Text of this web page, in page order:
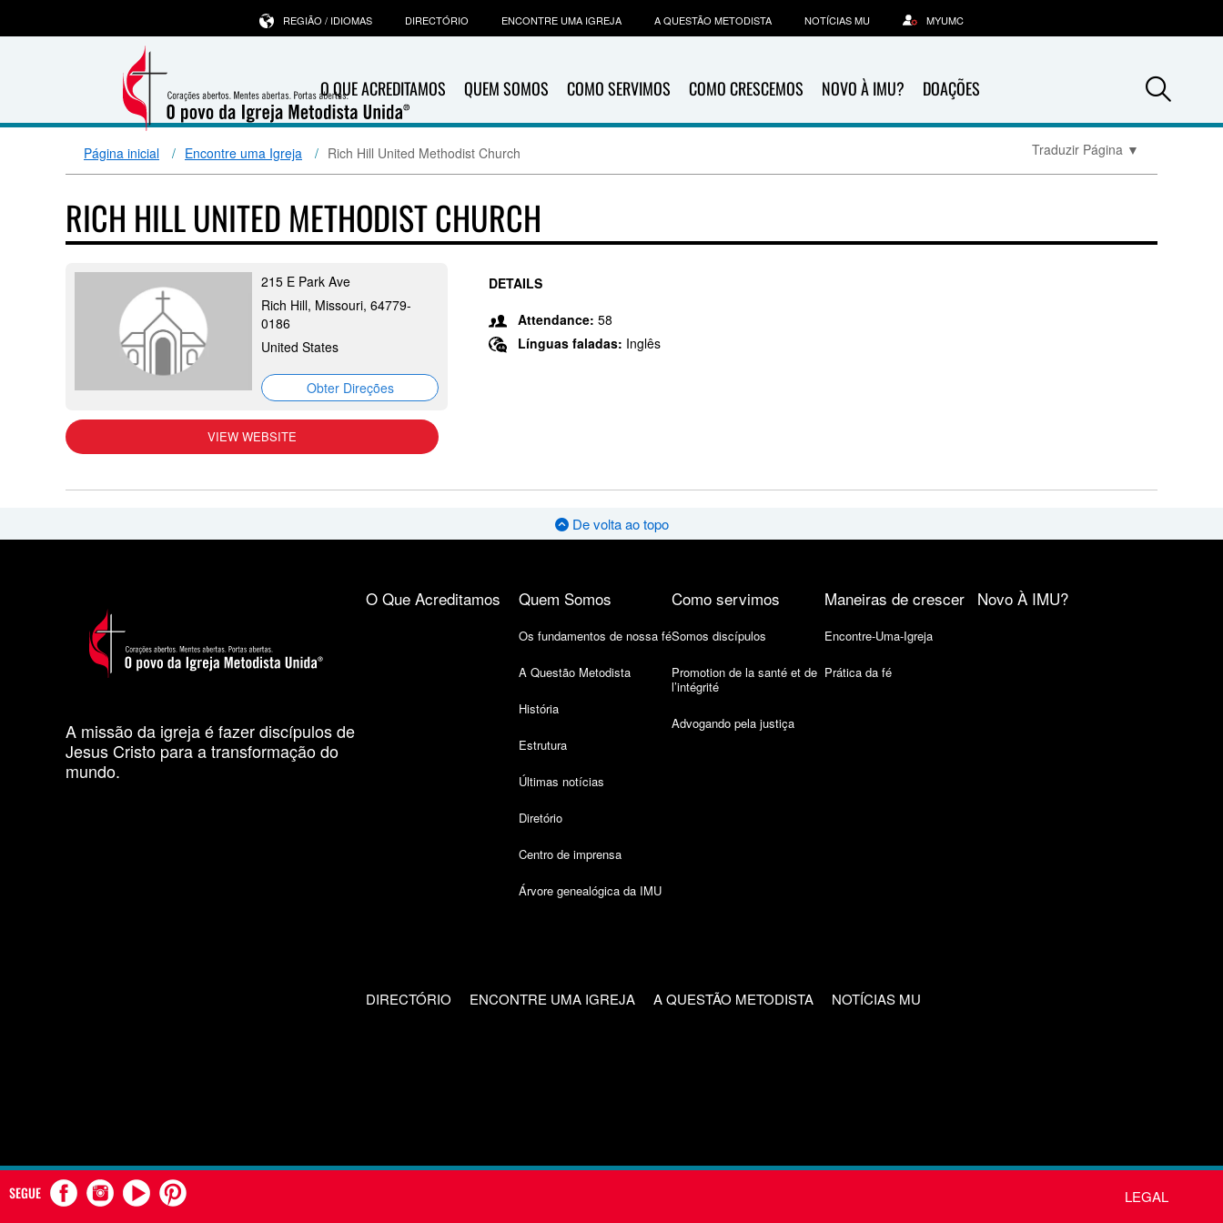
O QUE ACREDITAMOS QUEM SOMOS COMO SERVIMOS COMO CRESCEMOS NOVO À IMU? DOAÇÕES
REGIÃO / IDIOMAS DIRECTÓRIO ENCONTRE UMA IGREJA A QUESTÃO METODISTA NOTÍCIAS MU MYUMC
Página inicial Encontre uma Igreja Rich Hill United Methodist Church Traduzir Página ▼
RICH HILL UNITED METHODIST CHURCH
215 E Park Ave
Rich Hill, Missouri, 64779-
0186
United States
Obter Direções
VIEW WEBSITE
DETAILS
Attendance: 58
Línguas faladas: Inglês
De volta ao topo
A missão da igreja é fazer discípulos de
Jesus Cristo para a transformação do
mundo.
O Que Acreditamos Quem Somos
Os fundamentos de nossa fé
A Questão Metodista
História
Estrutura
Últimas notícias
Diretório
Centro de imprensa
Árvore genealógica da IMU
Como servimos
Somos discípulos
Promotion de la santé et de
l’intégrité
Advogando pela justiça
Maneiras de crescer
Encontre-Uma-Igreja
Prática da fé
Novo À IMU?
DIRECTÓRIO ENCONTRE UMA IGREJA A QUESTÃO METODISTA NOTÍCIAS MU
SEGUE LEGAL